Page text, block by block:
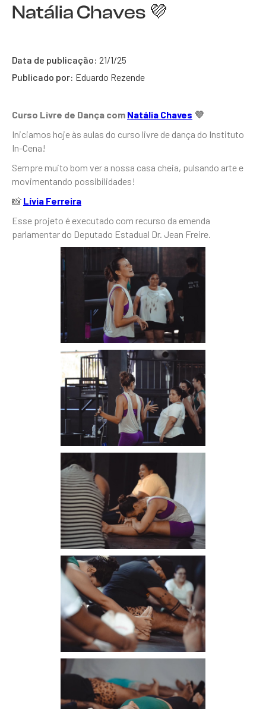
Natália Chaves 💜
Data de publicação: 21/1/25
Publicado por: Eduardo Rezende
Curso Livre de Dança com Natália Chaves 💜
Iniciamos hoje às aulas do curso livre de dança do Instituto
In-Cena!
Sempre muito bom ver a nossa casa cheia, pulsando arte e
movimentando possibilidades!
📸 Lívia Ferreira
Esse projeto é executado com recurso da emenda
parlamentar do Deputado Estadual Dr. Jean Freire.